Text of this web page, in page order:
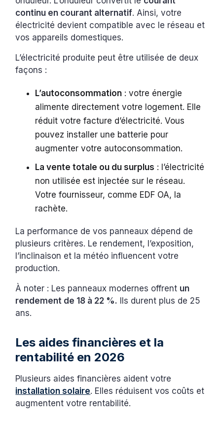
continu en courant alternatif. Ainsi, votre
électricité devient compatible avec le réseau et
vos appareils domestiques.
L’électricité produite peut être utilisée de deux
façons :
L’autoconsommation : votre énergie
alimente directement votre logement. Elle
réduit votre facture d’électricité. Vous
pouvez installer une batterie pour
augmenter votre autoconsommation.
La vente totale ou du surplus : l’électricité
non utilisée est injectée sur le réseau.
Votre fournisseur, comme EDF OA, la
rachète.
La performance de vos panneaux dépend de
plusieurs critères. Le rendement, l’exposition,
l’inclinaison et la météo influencent votre
production.
À noter : Les panneaux modernes offrent un
rendement de 18 à 22 %. Ils durent plus de 25
ans.
Les aides financières et la
rentabilité en 2026
Plusieurs aides financières aident votre
installation solaire. Elles réduisent vos coûts et
augmentent votre rentabilité.